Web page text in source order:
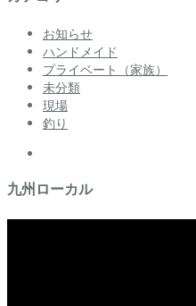
お知らせ
ハンドメイド
プライベート（家族）
未分類
現場
釣り
九州ローカル